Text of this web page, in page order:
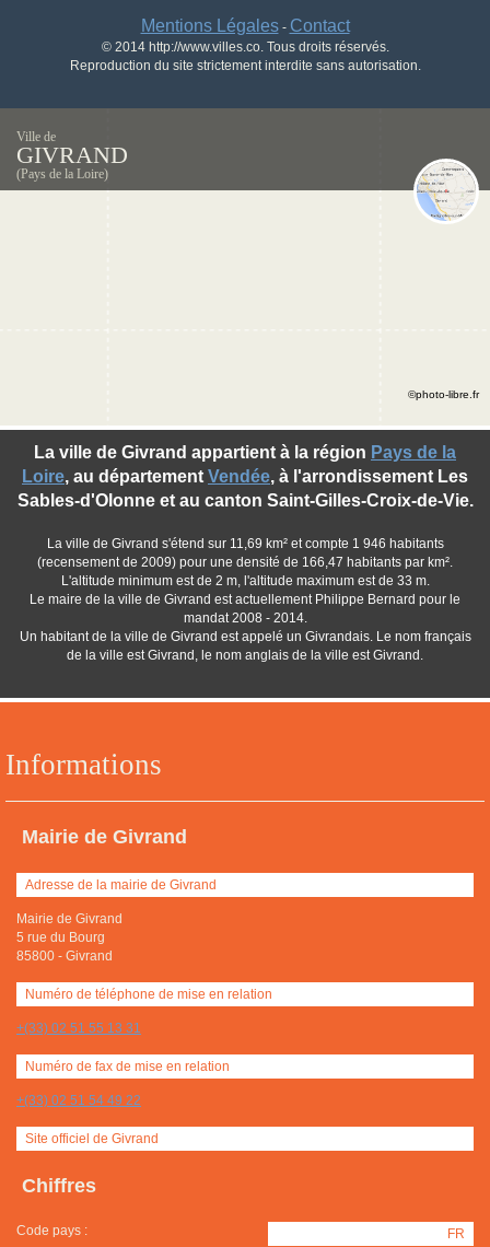
Mentions Légales- Contact
© 2014 http://www.villes.co. Tous droits réservés.
Reproduction du site strictement interdite sans autorisation.
Ville de
GIVRAND
(Pays de la Loire)
Informations
Mairie de Givrand
Adresse de la mairie de Givrand
Mairie de Givrand
5 rue du Bourg
85800 - Givrand
Numéro de téléphone de mise en relation
+(33) 02 51 55 13 31
Numéro de fax de mise en relation
+(33) 02 51 54 49 22
Site officiel de Givrand
Chiffres
Code pays : FR
La ville de Givrand appartient à la région Pays de la
Loire, au département Vendée, à l'arrondissement Les
Sables-d'Olonne et au canton Saint-Gilles-Croix-de-Vie.
La ville de Givrand s'étend sur 11,69 km² et compte 1 946 habitants
(recensement de 2009) pour une densité de 166,47 habitants par km².
L'altitude minimum est de 2 m, l'altitude maximum est de 33 m.
Le maire de la ville de Givrand est actuellement Philippe Bernard pour le
mandat 2008 - 2014.
Un habitant de la ville de Givrand est appelé un Givrandais. Le nom français
de la ville est Givrand, le nom anglais de la ville est Givrand.
©photo-libre.fr